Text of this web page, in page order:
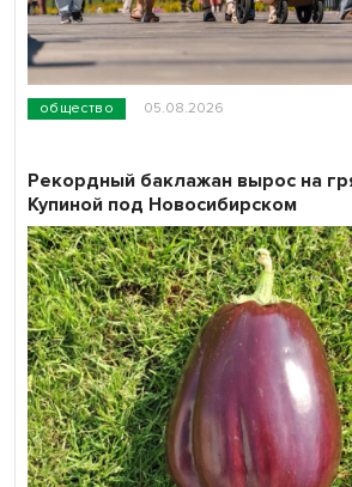
общество 05.08.2026
Рекордный баклажан вырос на
Купиной под Новосибирском